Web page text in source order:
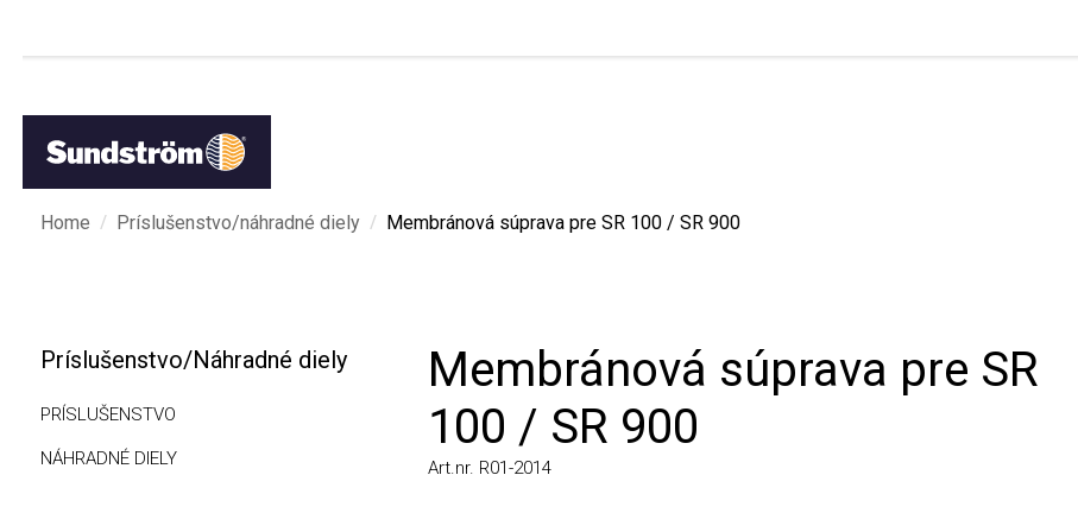
Home / Príslušenstvo/náhradné diely / Membránová súprava pre SR 100 / SR 900
Príslušenstvo/Náhradné diely
PRÍSLUŠENSTVO
NÁHRADNÉ DIELY
Membránová súprava pre SR
100 / SR 900
Art.nr. R01-2014